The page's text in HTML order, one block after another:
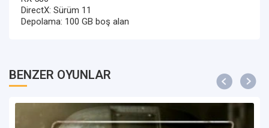
DirectX: Sürüm 11
Depolama: 100 GB boş alan
BENZER OYUNLAR